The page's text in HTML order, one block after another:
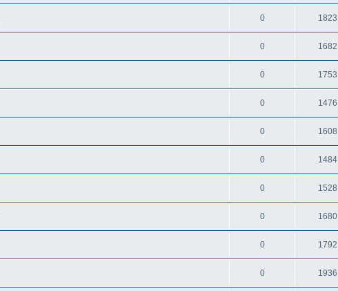
0 1823
0 1682
0 1753
0 1476
0 1608
0 1484
0 1528
0 1680
0 1792
0 1936